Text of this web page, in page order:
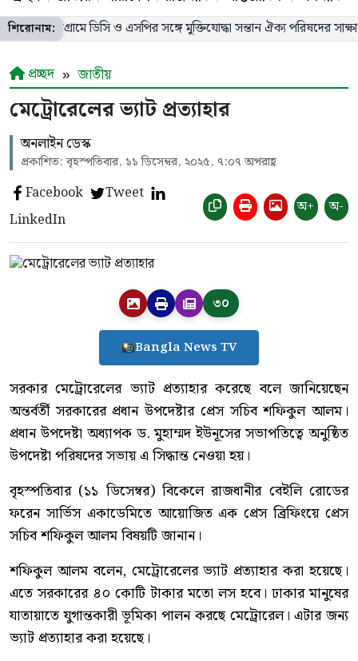
শিরোনাম:
চট্টগ্রামে ডিসি ও এসপির সঙ্গে মুক্তিযোদ্ধা সন্তান ঐক্য পরিষদের সাক্ষাৎ, ২১
প্রচ্ছদ জাতীয়
মেট্রোরেলের ভ্যাট প্রত্যাহার
অনলাইন ডেস্ক
প্রকাশিত: বৃহস্পতিবার, ১১ ডিসেম্বর, ২০২৫, ৭:০৭ অপরাহ্ণ
Facebook
Tweet
LinkedIn
অ+ অ-
৩০
Bangla News TV
সরকার মেট্রোরেলের ভ্যাট প্রত্যাহার করেছে বলে জানিয়েছেন
অন্তর্বর্তী সরকারের প্রধান উপদেষ্টার প্রেস সচিব শফিকুল আলম।
প্রধান উপদেষ্টা অধ্যাপক ড. মুহাম্মদ ইউনূসের সভাপতিত্বে অনুষ্ঠিত
উপদেষ্টা পরিষদের সভায় এ সিদ্ধান্ত নেওয়া হয়।
বৃহস্পতিবার (১১ ডিসেম্বর) বিকেলে রাজধানীর বেইলি রোডের
ফরেন সার্ভিস একাডেমিতে আয়োজিত এক প্রেস ব্রিফিংয়ে প্রেস
সচিব শফিকুল আলম বিষয়টি জানান।
শফিকুল আলম বলেন, মেট্রোরেলের ভ্যাট প্রত্যাহার করা হয়েছে।
এতে সরকারের ৪০ কোটি টাকার মতো লস হবে। ঢাকার মানুষের
যাতায়াতে যুগান্তকারী ভূমিকা পালন করছে মেট্রোরেল। এটার জন্য
ভ্যাট প্রত্যাহার করা হয়েছে।